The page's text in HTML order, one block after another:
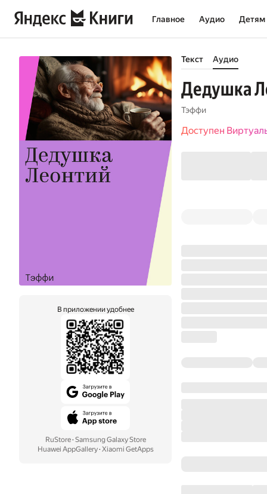
Главное Аудио Детям
В приложении удобнее
RuStore· Samsung Galaxy Store
Huawei AppGallery· Xiaomi GetApps
Текст Аудио
Дедушка
Тэффи
Доступен